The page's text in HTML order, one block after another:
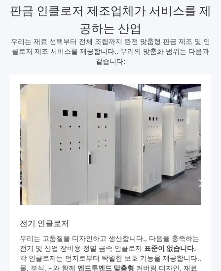
판금 인클로저 제조업체가 서비스를 제
공하는 산업
우리는 재료 선택부터 전체 조립까지 완전 맞춤형 판금 제조 및 인
클로저 제조 서비스를 제공합니다.. 우리의 맞춤화 범위는 다음과
같습니다:
상업용 장비 인클로저
우리는 다음과 같은 다양한 상용 제품을 위한 판금 인클로저
를 생산합니다.자동 판매기, 광고 디스플레이, ATM, 발톱
기계, 그리고 대형 아케이드 장비.
자동 판매기 및 인형 뽑기용, 시지 제공완전한 제품 개발검